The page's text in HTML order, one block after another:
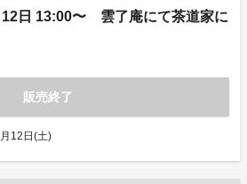
12日 13:00〜 雲了庵にて茶道家に
販売終了
12日(土)